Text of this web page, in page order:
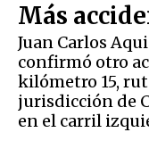
Más
Juan Carlos
confirmó otro
kilómetro 15,
jurisdicción de
en el carril